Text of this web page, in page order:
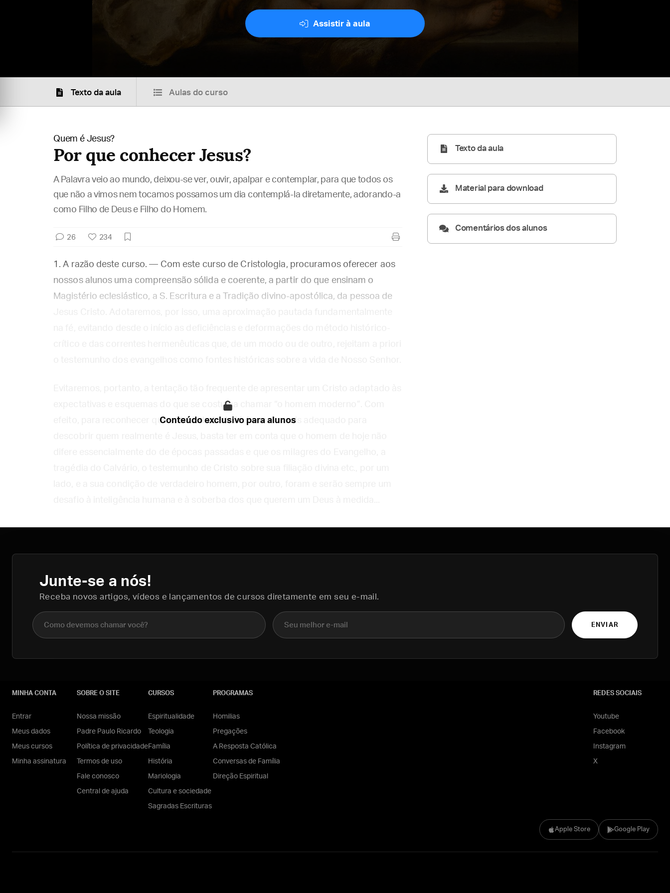
Assistir à aula
Texto da aula Aulas do curso
Quem é Jesus?
Por que conhecer Jesus?
A Palavra veio ao mundo, deixou-se ver, ouvir, apalpar e contemplar, para que todos os
que não a vimos nem tocamos possamos um dia contemplá-la diretamente, adorando-a
como Filho de Deus e Filho do Homem.
26 234
1. A razão deste curso. — Com este curso de Cristologia, procuramos oferecer aos
nossos alunos uma compreensão sólida e coerente, a partir do que ensinam o
Magistério eclesiástico, a S. Escritura e a Tradição divino-apostólica, da pessoa de
Jesus Cristo. Adotaremos, por isso, uma aproximação pautada fundamentalmente
expectativas e esquemas do que se costuma chamar “o homem moderno”. Com
efeito, para reconhecer que a docilidade da fé é o meio mais adequado para
Conteúdo exclusivo para alunos
Texto da aula
Material para download
Comentários dos alunos
Junte-se a nós!
Receba novos artigos, vídeos e lançamentos de cursos diretamente em seu e-mail.
Nome completo E-mail
ENVIAR
Apple Store Google Play
MINHA CONTA
Entrar
Meus dados
Meus cursos
Minha assinatura
SOBRE O SITE
Nossa missão
Padre Paulo Ricardo
Política de privacidade
Termos de uso
Fale conosco
Central de ajuda
CURSOS
Espiritualidade
Teologia
Família
História
Mariologia
Cultura e sociedade
Sagradas Escrituras
PROGRAMAS
Homilias
Pregações
A Resposta Católica
Conversas de Família
Direção Espiritual
REDES SOCIAIS
Youtube
Facebook
Instagram
X